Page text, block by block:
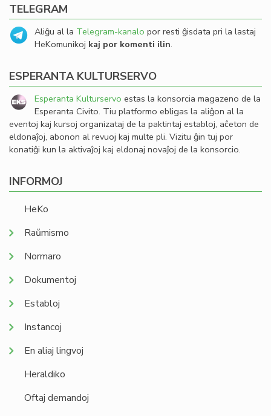
TELEGRAM
Aliĝu al la Telegram-kanalo por resti ĝisdata pri la lastaj
HeKomunikoj kaj por komenti ilin.
ESPERANTA KULTURSERVO
Esperanta Kulturservo estas la konsorcia magazeno de la
Esperanta Civito. Tiu platformo ebligas la aliĝon al la
eventoj kaj kursoj organizataj de la paktintaj establoj, aĉeton de
eldonaĵoj, abonon al revuoj kaj multe pli. Vizitu ĝin tuj por
konatiĝi kun la aktivaĵoj kaj eldonaj novaĵoj de la konsorcio.
INFORMOJ
HeKo
Raŭmismo
Normaro
Dokumentoj
Establoj
Instancoj
En aliaj lingvoj
Heraldiko
Oftaj demandoj